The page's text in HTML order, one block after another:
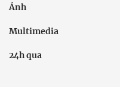
Ảnh
Multimedia
24h qua